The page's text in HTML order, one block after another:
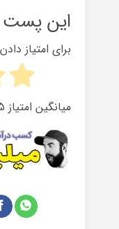
این پست
برای امتیاز
میانگین امتیاز